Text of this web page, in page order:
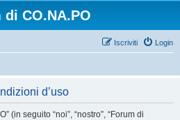
di CO.NA.PO
Login
Iscriviti
d’uso
(in seguito “noi”, “nostro”, “Forum di